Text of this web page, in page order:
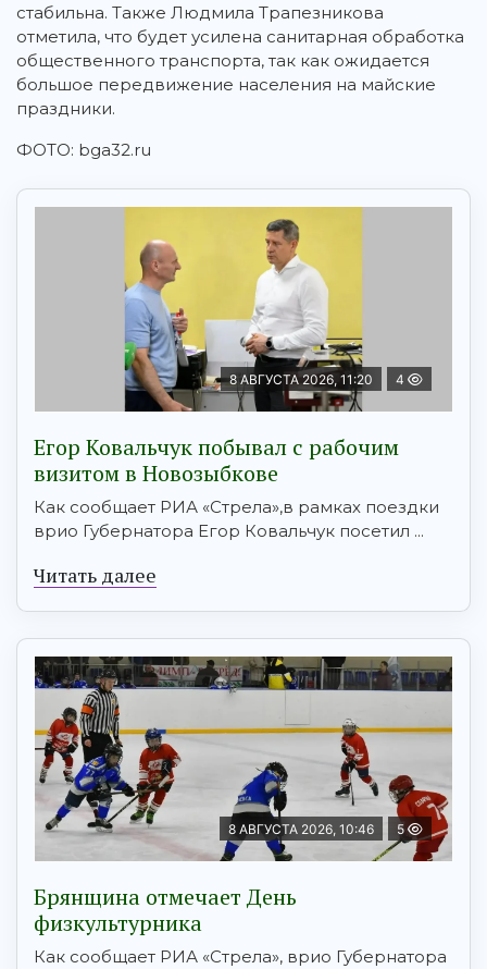
стабильна. Также Людмила Трапезникова
отметила, что будет усилена санитарная обработка
общественного транспорта, так как ожидается
большое передвижение населения на майские
праздники.
ФОТО: bga32.ru
8 АВГУСТА 2026, 11:20 4
Егор Ковальчук побывал с рабочим
визитом в Новозыбкове
Как сообщает РИА «Стрела»,в рамках поездки
врио Губернатора Егор Ковальчук посетил ...
Читать далее
8 АВГУСТА 2026, 10:46 5
Брянщина отмечает День
физкультурника
Как сообщает РИА «Стрела», врио Губернатора